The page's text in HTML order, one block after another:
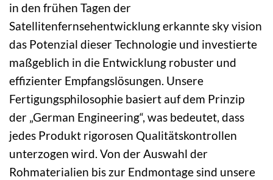
in den frühen Tagen der
Satellitenfernsehentwicklung erkannte sky vision
das Potenzial dieser Technologie und investierte
maßgeblich in die Entwicklung robuster und
effizienter Empfangslösungen. Unsere
Fertigungsphilosophie basiert auf dem Prinzip
der „German Engineering“, was bedeutet, dass
jedes Produkt rigorosen Qualitätskontrollen
unterzogen wird. Von der Auswahl der
Rohmaterialien bis zur Endmontage sind unsere